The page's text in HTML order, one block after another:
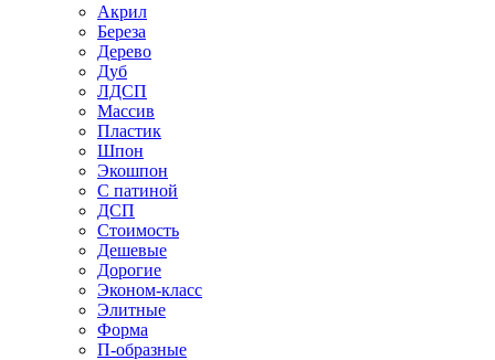
Акрил
Береза
Дерево
Дуб
ЛДСП
Массив
Пластик
Шпон
Экошпон
С патиной
ДСП
Стоимость
Дешевые
Дорогие
Эконом-класс
Элитные
Форма
П-образные